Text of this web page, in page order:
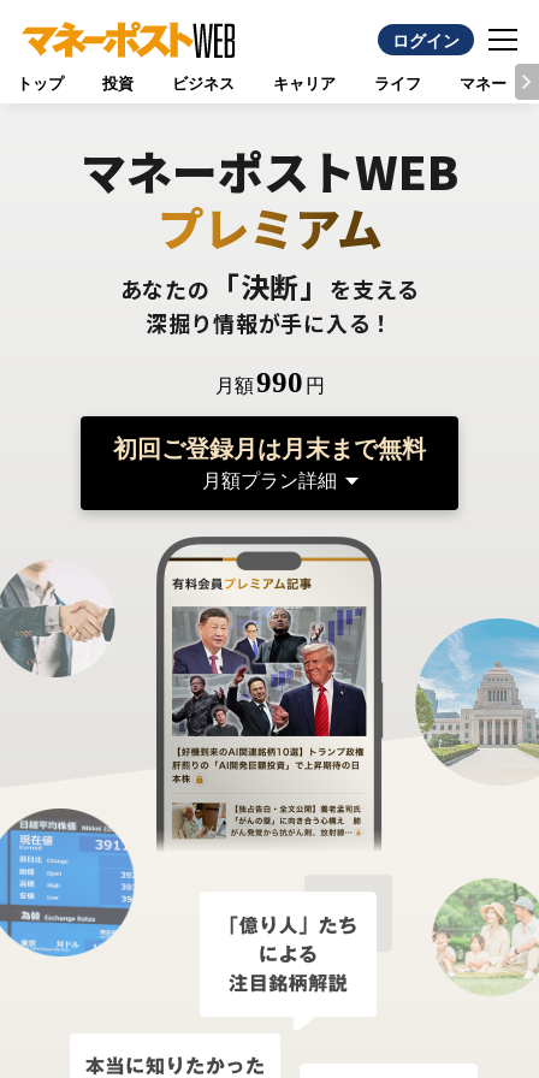
ログイン
トップ 投資 ビジネス キャリア ライフ マネー
マネーポストWEB
プレミアム
あなたの 「決断」
を支える
深掘り情報が手に入る！
月額990 円
初回ご登録月は月末まで無料
月額プラン詳細